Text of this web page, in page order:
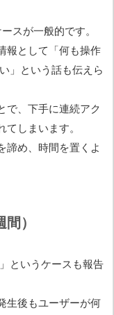
スが一般的です。
報として「何も操作
」という話も伝えら
で、下手に連続アク
しまいます。
諦め、時間を置くよ
）
というケースも報告
生後もユーザーが何